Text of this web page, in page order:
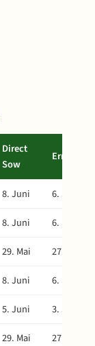
Direct
Sow
Ernte
8. Juni
6. Sept.
8. Juni
6. Sept.
29. Mai
27. Aug.
8. Juni
6. Sept.
5. Juni
3. Sept.
29. Mai
27. Aug.